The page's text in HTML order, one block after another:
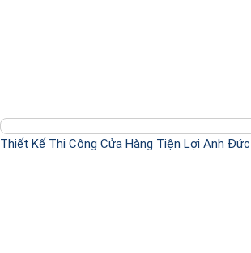
Thiết Kế Thi Công Cửa Hàng Tiện Lợi Anh